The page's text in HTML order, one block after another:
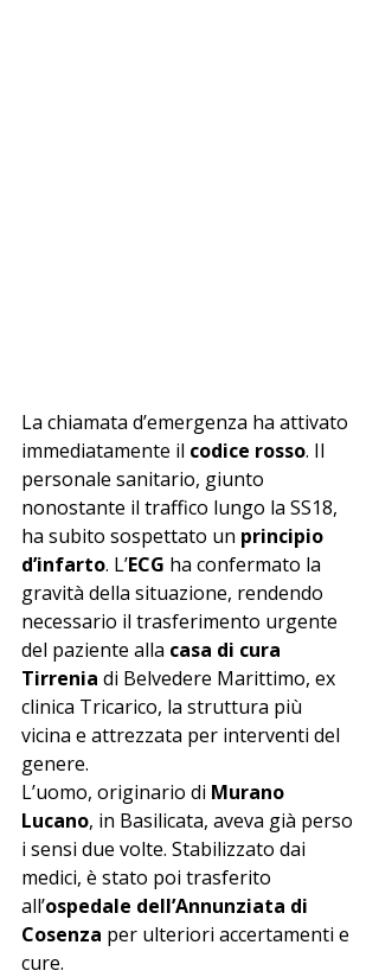
La chiamata d’emergenza ha attivato
immediatamente il codice rosso. Il
personale sanitario, giunto
nonostante il traffico lungo la SS18,
ha subito sospettato un principio
d’infarto. L’ECG ha confermato la
gravità della situazione, rendendo
necessario il trasferimento urgente
del paziente alla casa di cura
Tirrenia di Belvedere Marittimo, ex
clinica Tricarico, la struttura più
vicina e attrezzata per interventi del
genere.
L’uomo, originario di Murano
Lucano, in Basilicata, aveva già perso
i sensi due volte. Stabilizzato dai
medici, è stato poi trasferito
all’ospedale dell’Annunziata di
Cosenza per ulteriori accertamenti e
cure.